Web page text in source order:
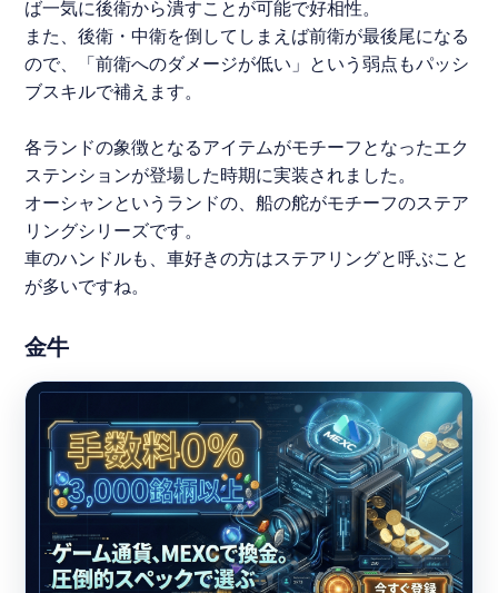
ば一気に後衛から潰すことが可能で好相性。
また、後衛・中衛を倒してしまえば前衛が最後尾になる
ので、「前衛へのダメージが低い」という弱点もパッシ
ブスキルで補えます。
各ランドの象徴となるアイテムがモチーフとなったエク
ステンションが登場した時期に実装されました。
オーシャンというランドの、船の舵がモチーフのステア
リングシリーズです。
車のハンドルも、車好きの方はステアリングと呼ぶこと
が多いですね。
金牛